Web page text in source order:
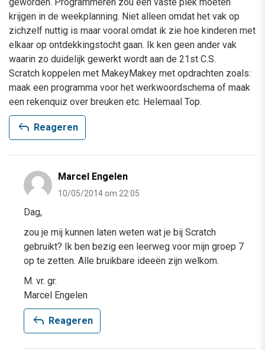
geworden. Programmeren zou een vaste plek moeten
krijgen in de weekplanning. Niet alleen omdat het vak op
zichzelf nuttig is maar vooral omdat ik zie hoe kinderen met
elkaar op ontdekkingstocht gaan. Ik ken geen ander vak
waarin zo duidelijk gewerkt wordt aan de 21st C.S.
Scratch koppelen met MakeyMakey met opdrachten zoals:
maak een programma voor het werkwoordschema of maak
een rekenquiz over breuken etc. Helemaal Top.
reply Reageren
Marcel Engelen
10/05/2014 om 22:05
Dag,
zou je mij kunnen laten weten wat je bij Scratch
gebruikt? Ik ben bezig een leerweg voor mijn groep 7
op te zetten. Alle bruikbare ideeën zijn welkom.
M. vr. gr.
Marcel Engelen
reply Reageren